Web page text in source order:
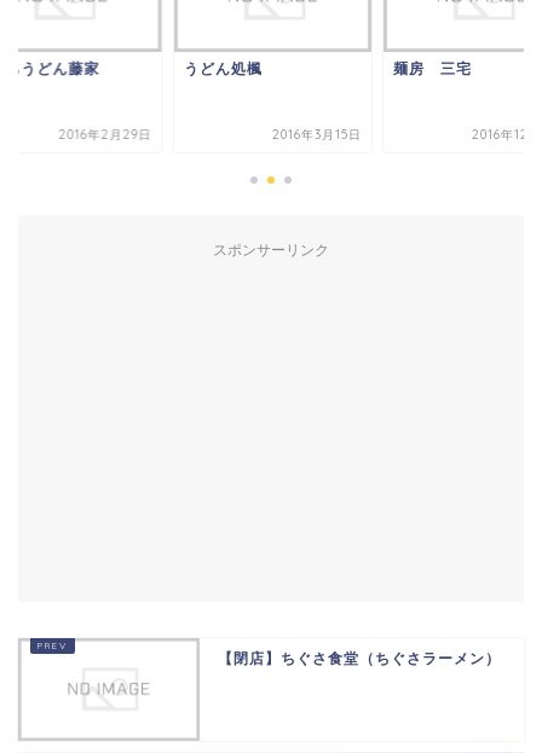
ちうどん藤家
2016年2月29日
うどん処楓
2016年3月15日
麺房 三宅
2016年12
スポンサーリンク
【閉店】ちぐさ食堂（ちぐさラーメン）